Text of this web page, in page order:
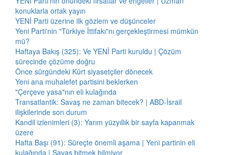
konuklarla ortak yayın
YENİ Parti üzerine ilk gözlem ve düşünceler
Yeni Parti'nin "Türkiye İttifakı"nı gerçekleştirmesi mümkün
mü?
Haftaya Bakış (325): Ve YENİ Parti kuruldu | Çözüm
sürecinde çözüme doğru
Önce sürgündeki Kürt siyasetçiler dönecek
Yeni ana muhalefet partisini beklerken
"Çerçeve yasa"nın eli kulağında
Transatlantik: Savaş ne zaman bitecek? | ABD-İsrail
ilişkilerinde son durum
Kandil izlenimleri (3): Yarım yüzyıllık bir sayfa kapanmak
üzere
Hafta Başı (91): Süreçte önemli aşama | Yeni partinin eli
kulağında | Savaş bitmek bilmiyor